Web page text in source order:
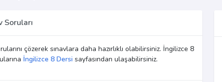
Soruları
çözerek sınavlara daha hazırlıklı olabilirsiniz. İngilizce 8
İngilizce 8 Dersi sayfasından ulaşabilirsiniz.